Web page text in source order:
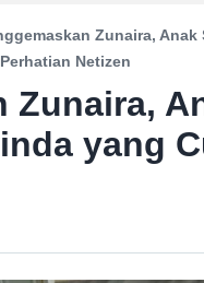
Zunaira,
Netizen
Zunaira,
yang